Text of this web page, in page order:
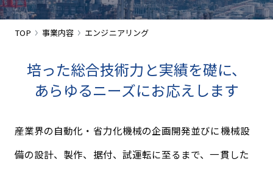
TOP 事業内容 エンジニアリング
培った総合技術力と実績を礎に、
あらゆるニーズにお応えします
産業界の自動化・省力化機械の企画開発並びに機械設
備の設計、製作、据付、試運転に至るまで、一貫した